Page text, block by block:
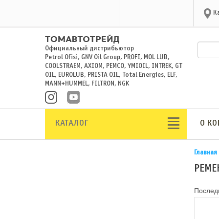
Официальный дистрибьютор
Petrol Ofisi, GNV Oil Group, PROFI, MOL LUB,
COOLSTRAEM, AXIOM, PEMCO, YMIOIL, INTREK, GT
OIL, EUROLUB, PRISTA OIL, Total Energies, ELF,
MANN+HUMMEL, FILTRON, NGK
КАТАЛОГ О
Главная